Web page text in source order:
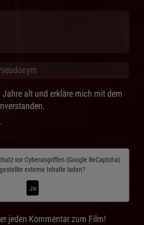
Jahre alt und erkläre mich mit dem
vor Cyberangriffen (Google ReCaptcha)
externe Inhalte laden?
Ja
jeden Kommentar zum Film!